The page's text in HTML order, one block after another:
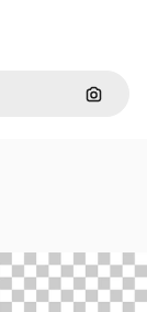
画像で